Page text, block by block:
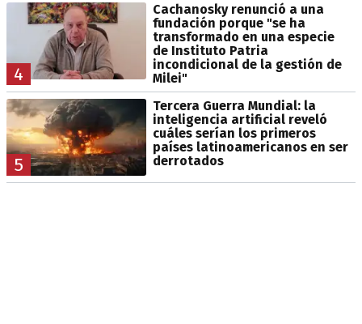
4
Cachanosky renunció a una
fundación porque "se ha
transformado en una especie
de Instituto Patria
incondicional de la gestión de
Milei"
5
Tercera Guerra Mundial: la
inteligencia artificial reveló
cuáles serían los primeros
países latinoamericanos en ser
derrotados